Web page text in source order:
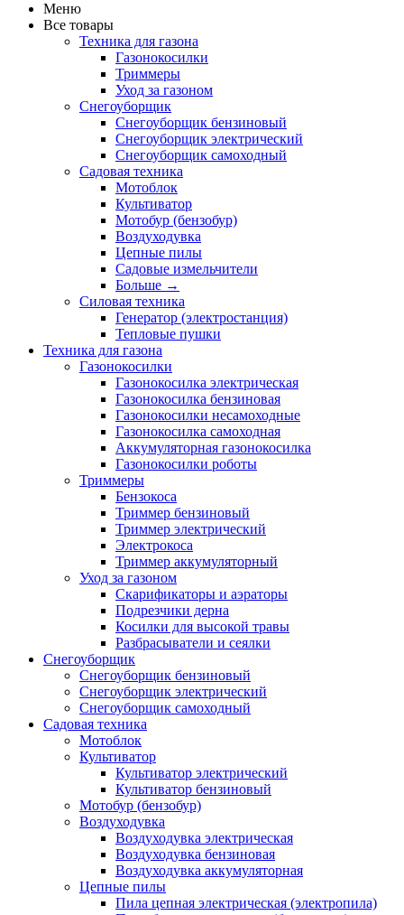
Меню
Все товары
Техника для газона
Газонокосилки
Триммеры
Уход за газоном
Снегоуборщик
Снегоуборщик бензиновый
Снегоуборщик электрический
Снегоуборщик самоходный
Садовая техника
Мотоблок
Культиватор
Мотобур (бензобур)
Воздуходувка
Цепные пилы
Садовые измельчители
Больше →
Силовая техника
Генератор (электростанция)
Тепловые пушки
Техника для газона
Газонокосилки
Газонокосилка электрическая
Газонокосилка бензиновая
Газонокосилки несамоходные
Газонокосилка самоходная
Аккумуляторная газонокосилка
Газонокосилки роботы
Триммеры
Бензокоса
Триммер бензиновый
Триммер электрический
Электрокоса
Триммер аккумуляторный
Уход за газоном
Скарификаторы и аэраторы
Подрезчики дерна
Косилки для высокой травы
Разбрасыватели и сеялки
Снегоуборщик
Снегоуборщик бензиновый
Снегоуборщик электрический
Снегоуборщик самоходный
Садовая техника
Мотоблок
Культиватор
Культиватор электрический
Культиватор бензиновый
Мотобур (бензобур)
Воздуходувка
Воздуходувка электрическая
Воздуходувка бензиновая
Воздуходувка аккумуляторная
Цепные пилы
Пила цепная электрическая (электропила)